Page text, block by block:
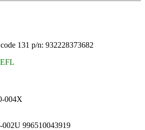
131 p/n: 932228373682
004X
996510043919